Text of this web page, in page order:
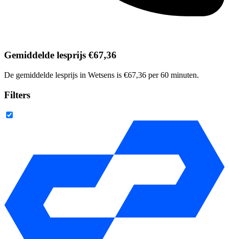
Gemiddelde lesprijs €67,36
De gemiddelde lesprijs in Wetsens is €67,36 per 60 minuten.
Filters